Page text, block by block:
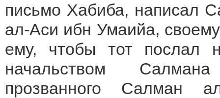
письмо Хабиба, написал
ал-Аси ибн Умаийа,
ему, чтобы тот послал
начальством
прозванного Салман